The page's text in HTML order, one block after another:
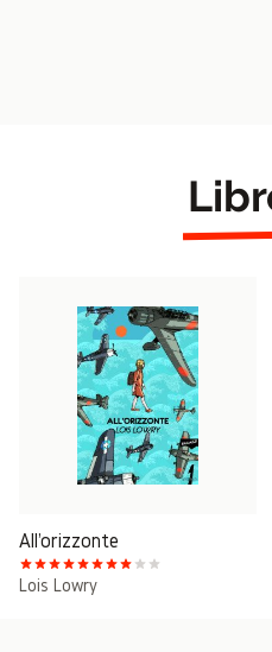
All'orizzonte
Lois Lowry